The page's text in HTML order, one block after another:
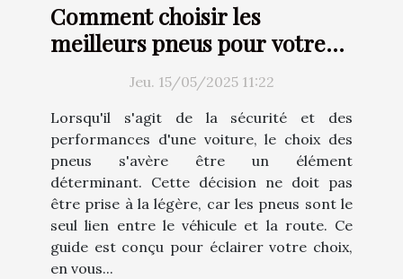
Comment choisir les
meilleurs pneus pour votre
Jeu. 15/05/2025 11:22
Lorsqu'il s'agit de la sécurité et des
performances d'une voiture, le choix des
pneus s'avère être un élément
déterminant. Cette décision ne doit pas
être prise à la légère, car les pneus sont le
seul lien entre le véhicule et la route. Ce
guide est conçu pour éclairer votre choix,
en vous...